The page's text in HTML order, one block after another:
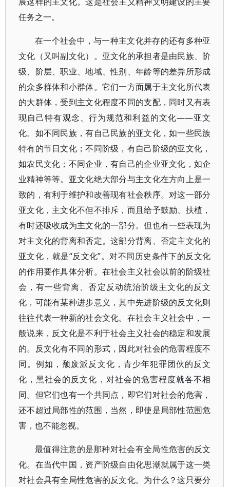
任务之一。
在一个社会中，与一种主文化并存的还有多种亚
文化（又叫副文化）。亚文化的承担者是由民族、阶
级、阶层、职业、地域、性别、年龄等的差异所形成
的众多群体和小群体。它们一方面属于主文化所代表
的大群体，受到主文化程度不同的支配，同时又有表
现自己特有观念、行为规范和利益的文化——亚文
化。如不同民族，有自己民族的亚文化，如一些民族
特有的节日文化；不同阶级，有自己阶级的亚文化，
如农民文化；不同企业，有自己的企业亚文化，如企
业精神等等。亚文化绝大部分与主文化在方向上是一
致的，有利于维护和改善现有社会秩序。对这一部分
亚文化，主文化不但不排斥，而且给予鼓励、扶植，
有时还吸收成为主文化的一部分。但也有一些表现为
对主文化的背离和否定。这部分背离、否定主文化的
亚文化，就是“反文化”。对不同历史条件下的反文化
的作用要作具体分析。在社会主义社会以前的阶级社
会，有一些背离、否定反动统治阶级主文化的反文
化，可能有某种进步意义，其中先进阶级的反文化则
往往代表一种新的社会文化。在社会主义社会中，一
般说来，反文化是不利于社会主义社会的稳定和发展
的。反文化有不同的形式，因此对社会的危害程度不
同。例如，颓废派反文化，青少年犯罪团伙的反文
化，黑社会的反文化，对社会的危害程度就各不相
同。但它们也有一个共同点，即它们对社会的危害，
还不超过局部性的范围，当然，即使是局部性范围危
害，也不能忽视。
最值得注意的是那种对社会有全局性危害的反文
化。在当代中国，资产阶级自由化思潮就属于这一类
对社会具有全局性危害的反文化。为什么？这只要分